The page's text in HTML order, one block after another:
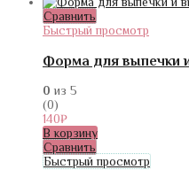
Сравнить
Быстрый просмотр
Форма для выпечки
0 из 5
(0)
140₽
В корзину
Сравнить
Быстрый просмотр